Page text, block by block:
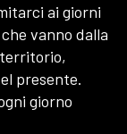
ai giorni
vanno dalla
presente.
giorno